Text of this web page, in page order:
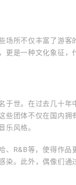
场所不仅丰富了游客
更是一种文化象征，
于世。在过去几十年
些团体不仅在国内拥
乐风格。
R&B等，使得作品
染。此外，偶像们通